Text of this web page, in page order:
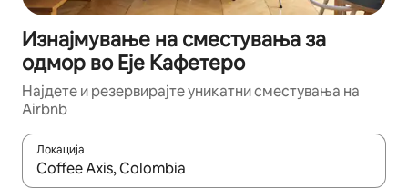
Изнајмување на сместувања за
одмор во Еје Кафетеро
Најдете и резервирајте уникатни сместувања на
Airbnb
Локација
Кога резултатите се достапни, движете се со копчињата